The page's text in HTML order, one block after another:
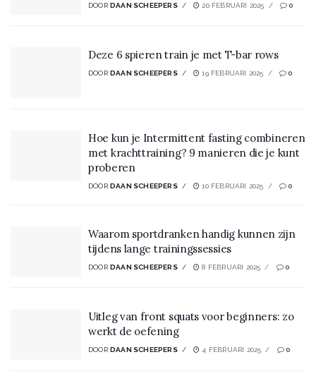
DOOR DAAN SCHEEPERS 20 FEBRUARI 2025 0
Deze 6 spieren train je met T-bar rows
DOOR DAAN SCHEEPERS 19 FEBRUARI 2025 0
Hoe kun je Intermittent fasting combineren
met krachttraining? 9 manieren die je kunt
proberen
DOOR DAAN SCHEEPERS 10 FEBRUARI 2025 0
Waarom sportdranken handig kunnen zijn
tijdens lange trainingssessies
DOOR DAAN SCHEEPERS 8 FEBRUARI 2025 0
Uitleg van front squats voor beginners: zo
werkt de oefening
DOOR DAAN SCHEEPERS 4 FEBRUARI 2025 0